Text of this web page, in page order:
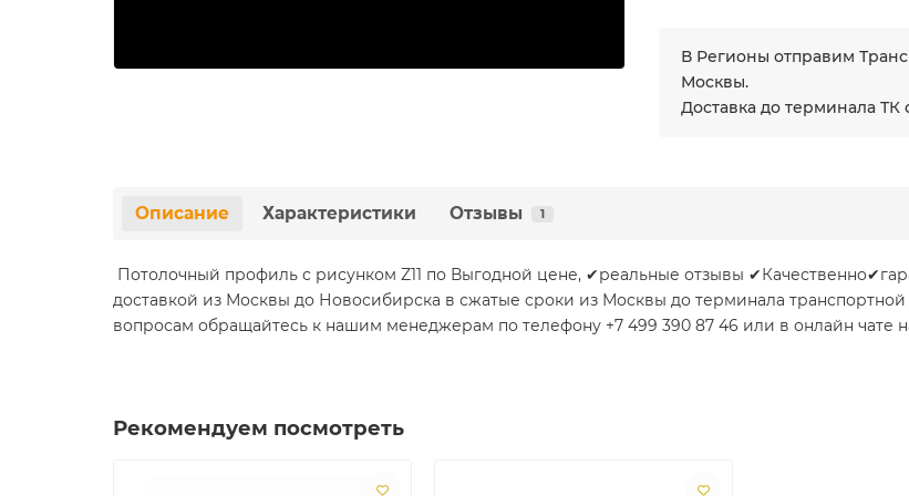
В Регионы отправим
Москвы.
Доставка до терминала ТК
Описание Характеристики Отзывы 1
Потолочный профиль с рисунком Z11 по Выгодной цене, ✔реальные отзывы
доставкой из Москвы до Новосибирска в сжатые сроки из Москвы до терминала
вопросам обращайтесь к нашим менеджерам по телефону +7 499 390 87 46 или в онлайн чате
Рекомендуем посмотреть